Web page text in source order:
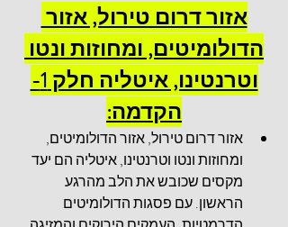
אזור דרום טירול, אזור
הדולומיטים, ומחוזות ונטו
וטרנטינו, איטליה חלק 1-
הקדמה:
אזור דרום טירול, אזור הדולומיטים,
ומחוזות ונטו וטרנטינו, איטליה הם יעד
מקסים שכובש את הלב מהרגע
הראשון. עם פסגות הדולומיטים